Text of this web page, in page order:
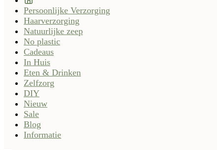
Persoonlijke Verzorging
Haarverzorging
Natuurlijke zeep
No plastic
Cadeaus
In Huis
Eten & Drinken
Zelfzorg
DIY
Nieuw
Sale
Blog
Informatie